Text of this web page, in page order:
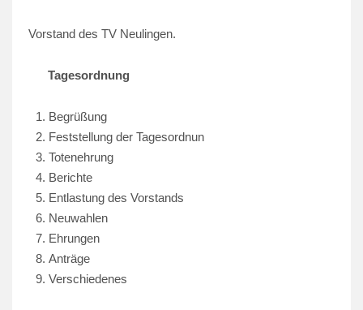
Vorstand des TV Neulingen.
Tagesordnung
Begrüßung
Feststellung der Tagesordnun
Totenehrung
Berichte
Entlastung des Vorstands
Neuwahlen
Ehrungen
Anträge
Verschiedenes